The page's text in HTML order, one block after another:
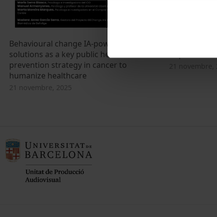
Behavioural change IA-powered digital
solutions as a key public health
prevention strategy in cancer to
humanize healthcare
21 novembre, 2025